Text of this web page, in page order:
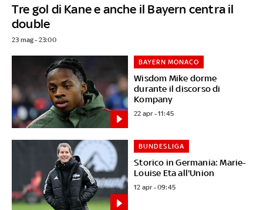
Tre gol di Kane e anche il Bayern centra il
double
23 mag - 23:00
Wisdom Mike dorme
durante il discorso di
Kompany
BAYERN MONACO
22 apr - 11:45
Storico in Germania: Marie-
Louise Eta all'Union
BUNDESLIGA
12 apr - 09:45